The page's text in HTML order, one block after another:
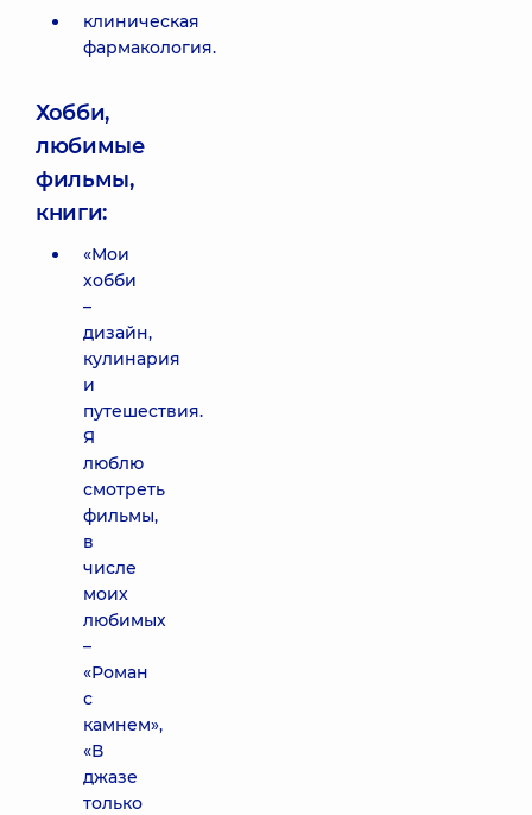
клиническая
фармакология.
Хобби,
любимые
фильмы,
книги:
«Мои
хобби
–
дизайн,
кулинария
и
путешествия.
Я
люблю
смотреть
фильмы,
в
числе
моих
любимых
–
«Роман
с
камнем»,
«В
джазе
только